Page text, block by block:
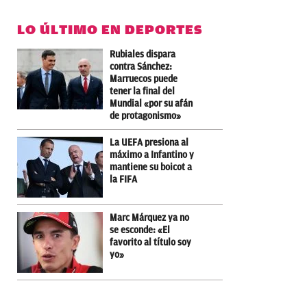
LO ÚLTIMO EN DEPORTES
Rubiales dispara
contra Sánchez:
Marruecos puede
tener la final del
Mundial «por su afán
de protagonismo»
La UEFA presiona al
máximo a Infantino y
mantiene su boicot a
la FIFA
Marc Márquez ya no
se esconde: «El
favorito al título soy
yo»